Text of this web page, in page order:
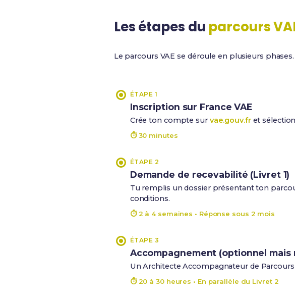
Les étapes du parcours
Le parcours VAE se déroule en plusieurs
ÉTAPE 1
Inscription sur France VAE
Crée ton compte sur vae.gouv.fret
⏱ 30 minutes
ÉTAPE 2
Demande de recevabilité (Livret 1)
Tu remplis un dossier présentant ton
conditions.
⏱ 2 à 4 semaines • Réponse sous 2 mois
ÉTAPE 3
Accompagnement (optionnel mais
Un Architecte Accompagnateur de
⏱ 20 à 30 heures • En parallèle du Livret 2